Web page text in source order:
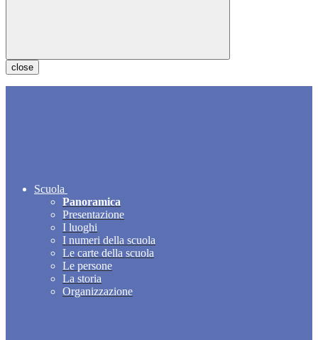
close
Scuola
Panoramica
Presentazione
I luoghi
I numeri della scuola
Le carte della scuola
Le persone
La storia
Organizzazione